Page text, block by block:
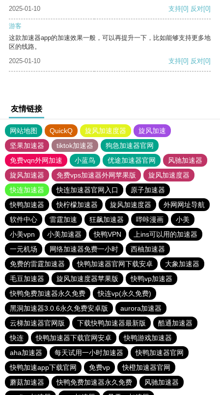
2025-01-10 支持[0] 反对[0]
游客
这款加速器app的加速效果一般，可以再提升一下，比如能够支持更多地
区的线路。
2025-01-10
支持[0] 反对[0]
友情链接
网站地图 QuickQ 旋风加速度器
旋风加速
坚果加速器
tiktok加速器
狗急加速器官网
免费vqn外网加速
小蓝鸟 优途加速器官网
风驰加速器
旋风加速器
免费vps加速器外网苹果版
旋风加速度器
快连加速器
快连加速器官网入口
原子加速器
快鸭加速器
快柠檬加速器 旋风加速度器
外网网址导航
软件中心
雷霆加速 狂飙加速器 哔咔漫画
小美
小美vpn
小美加速器 快鸭VPN
上ins可以用的加速器
一元机场
网络加速器免费一小时
西柚加速器
免费的雷霆加速器
快鸭加速器官网下载安卓
大象加速器
毛豆加速器
旋风加速度器苹果版
快鸭vp加速器
快鸭免费加速器永久免费
快连vp(永久免费)
黑洞加速器3.0.6永久免费安卓版
aurora加速器
云梯加速器官网版
下载快鸭加速器最新版
酷通加速器
快连
快鸭加速器下载官网安卓
快鸭游戏加速器
aha加速器
每天试用一小时加速器
快鸭加速器官网
快鸭加速app下载官网
免费vp
快橙加速器官网
蘑菇加速器
快鸭免费加速器永久免费
风驰加速器